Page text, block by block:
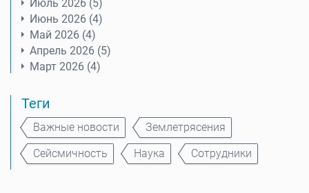
Июль 2026 (5)
Июнь 2026 (4)
Май 2026 (4)
Апрель 2026 (5)
Март 2026 (4)
Теги
Важные новости
Землетрясения
Сейсмичность
Наука Сотрудники